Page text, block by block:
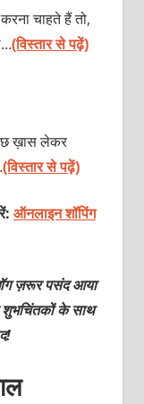
चाहते हैं तो,
(विस्तार से पढ़ें)
ख़ास लेकर
(विस्तार से पढ़ें)
ऑनलाइन शॉपिंग
ज़रूर पसंद आया
शुभचिंतकों के साथ